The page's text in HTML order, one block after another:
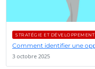
STRATÉGIE ET DÉVELOPPEMENT
Comment identifier une
3 octobre 2025